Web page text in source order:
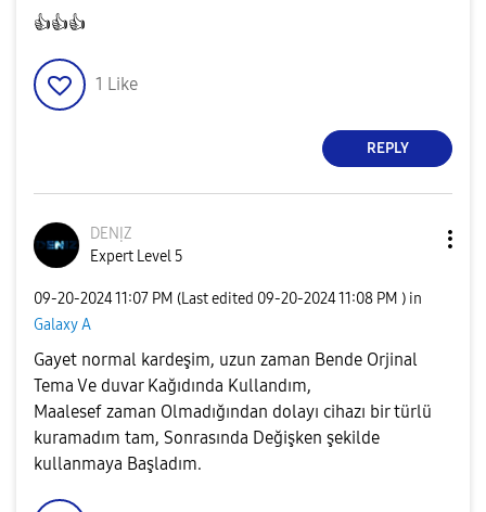
👍👍👍
1 Like
REPLY
DENỊZ
Expert Level 5
‎09-20-202411:07 PM (Last edited ‎09-20-202411:08 PM ) in
Galaxy A
Gayet normal kardeşim, uzun zaman Bende Orjinal
Tema Ve duvar Kağıdında Kullandım,
Maalesef zaman Olmadığından dolayı cihazı bir türlü
kuramadım tam, Sonrasında Değişken şekilde
kullanmaya Başladım.